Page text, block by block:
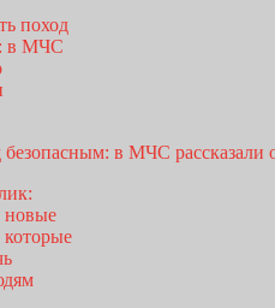
безопасным: в МЧС рассказали